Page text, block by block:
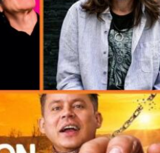
nasceu em
de nutrição e